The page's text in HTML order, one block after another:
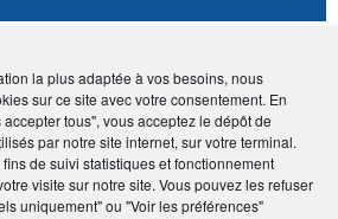
la plus adaptée à vos besoins, nous
sur ce site avec votre consentement. En
tous", vous acceptez le dépôt de
par notre site internet, sur votre terminal.
de suivi statistiques et fonctionnement
visite sur notre site. Vous pouvez les refuser
uniquement" ou "Voir les préférences"
accordé